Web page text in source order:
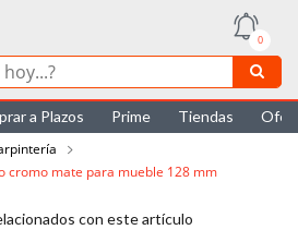
0
a Plazos Prime Tiendas
cromo mate para mueble 128 mm
con este artículo